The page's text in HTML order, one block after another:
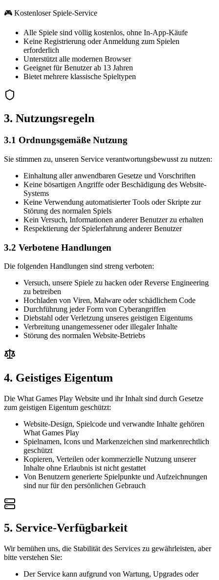
🎮 Kostenloser Spiele-Service
Alle Spiele sind völlig kostenlos, ohne In-App-Käufe
Keine Registrierung oder Anmeldung zum Spielen
erforderlich
Unterstützt alle modernen Browser
Geeignet für Benutzer ab 13 Jahren
Bietet mehrere klassische Spieltypen
3. Nutzungsregeln
3.1 Ordnungsgemäße Nutzung
Sie stimmen zu, unseren Service verantwortungsbewusst zu nutzen:
Einhaltung aller anwendbaren Gesetze und Vorschriften
Keine bösartigen Angriffe oder Beschädigung des Website-
Systems
Keine Verwendung automatisierter Tools oder Skripte zur
Störung des normalen Spiels
Kein Versuch, Informationen anderer Benutzer zu erhalten
Respektierung der Spielerfahrung anderer Benutzer
3.2 Verbotene Handlungen
Die folgenden Handlungen sind streng verboten:
Versuch, unsere Spiele zu hacken oder Reverse Engineering
zu betreiben
Hochladen von Viren, Malware oder schädlichem Code
Durchführung jeder Form von Cyberangriffen
Diebstahl oder Verletzung unseres geistigen Eigentums
Verbreitung unangemessener oder illegaler Inhalte
Störung des normalen Website-Betriebs
4. Geistiges Eigentum
Die What Games Play Website und ihr Inhalt sind durch Gesetze
zum geistigen Eigentum geschützt:
Website-Design, Spielcode und verwandte Inhalte gehören
What Games Play
Spielnamen, Icons und Markenzeichen sind markenrechtlich
geschützt
Kopieren, Verteilen oder kommerzielle Nutzung unserer
Inhalte ohne Erlaubnis ist nicht gestattet
Von Benutzern generierte Spielpunkte und Aufzeichnungen
sind nur für den persönlichen Gebrauch
5. Service-Verfügbarkeit
Wir bemühen uns, die Stabilität des Services zu gewährleisten, aber
bitte verstehen Sie:
Der Service kann aufgrund von Wartung, Upgrades oder